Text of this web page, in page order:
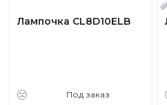
Лампочка CL8D10ELB
Под заказ